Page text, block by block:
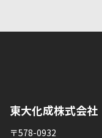
東大化成株式会社
〒578-0932